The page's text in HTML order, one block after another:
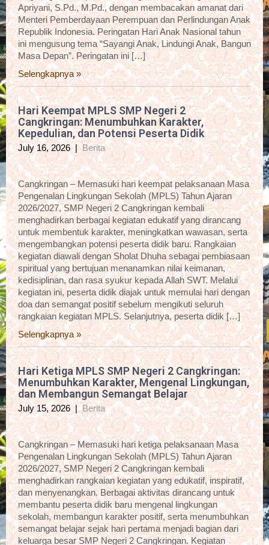
Apriyani, S.Pd., M.Pd., dengan membacakan amanat dari
Menteri Pemberdayaan Perempuan dan Perlindungan Anak
Republik Indonesia. Peringatan Hari Anak Nasional tahun
ini mengusung tema “Sayangi Anak, Lindungi Anak, Bangun
Masa Depan”. Peringatan ini […]
Selengkapnya »
Hari Keempat MPLS SMP Negeri 2
Cangkringan: Menumbuhkan Karakter,
Kepedulian, dan Potensi Peserta Didik
July 16, 2026 |Berita
Cangkringan – Memasuki hari keempat pelaksanaan Masa
Pengenalan Lingkungan Sekolah (MPLS) Tahun Ajaran
2026/2027, SMP Negeri 2 Cangkringan kembali
menghadirkan berbagai kegiatan edukatif yang dirancang
untuk membentuk karakter, meningkatkan wawasan, serta
mengembangkan potensi peserta didik baru. Rangkaian
kegiatan diawali dengan Sholat Dhuha sebagai pembiasaan
spiritual yang bertujuan menanamkan nilai keimanan,
kedisiplinan, dan rasa syukur kepada Allah SWT. Melalui
kegiatan ini, peserta didik diajak untuk memulai hari dengan
doa dan semangat positif sebelum mengikuti seluruh
rangkaian kegiatan MPLS. Selanjutnya, peserta didik […]
Selengkapnya »
Hari Ketiga MPLS SMP Negeri 2 Cangkringan:
Menumbuhkan Karakter, Mengenal Lingkungan,
dan Membangun Semangat Belajar
July 15, 2026 | Berita
Cangkringan – Memasuki hari ketiga pelaksanaan Masa
Pengenalan Lingkungan Sekolah (MPLS) Tahun Ajaran
2026/2027, SMP Negeri 2 Cangkringan kembali
menghadirkan rangkaian kegiatan yang edukatif, inspiratif,
dan menyenangkan. Berbagai aktivitas dirancang untuk
membantu peserta didik baru mengenal lingkungan
sekolah, membangun karakter positif, serta menumbuhkan
semangat belajar sejak hari pertama menjadi bagian dari
keluarga besar SMP Negeri 2 Cangkringan. Kegiatan